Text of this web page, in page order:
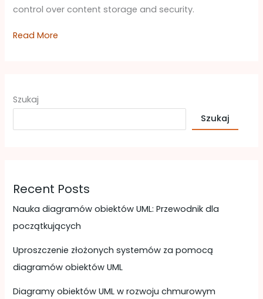
control over content storage and security.
Read More
Szukaj
Szukaj
Recent Posts
Nauka diagramów obiektów UML: Przewodnik dla
początkujących
Uproszczenie złożonych systemów za pomocą
diagramów obiektów UML
Diagramy obiektów UML w rozwoju chmurowym